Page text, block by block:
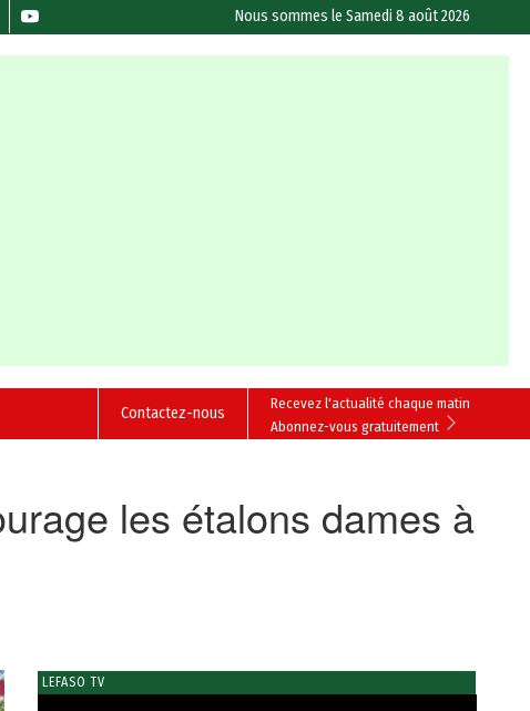
Nous sommes leSamedi 8 août 2026
Recevez l'actualité chaque matin
Abonnez-vous gratuitement
Contactez-nous
les étalons dames à
LEFASO TV